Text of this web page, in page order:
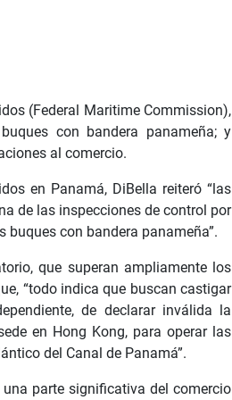
(Federal Maritime Commission),
con bandera panameña; y
al comercio.
en Panamá, DiBella reiteró “las
de las inspecciones de control por
con bandera panameña”.
que superan ampliamente los
“todo indica que buscan castigar
de declarar inválida la
en Hong Kong, para operar las
del Canal de Panamá”.
parte significativa del comercio